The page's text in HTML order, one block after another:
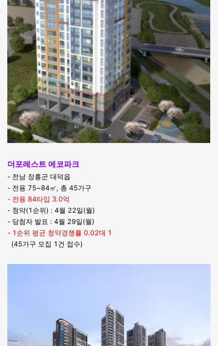
더포레스트 에코파크
- 전남 장흥군 대덕읍
- 전용 75~84㎡, 총 45가구
- 전용 84타입 3.0억
- 청약(1순위) : 4월 22일(월)
- 당첨자 발표 : 4월 29일(월)
- 1순위 평균 청약경쟁률 0.02대 1
(45가구 모집 1건 접수)